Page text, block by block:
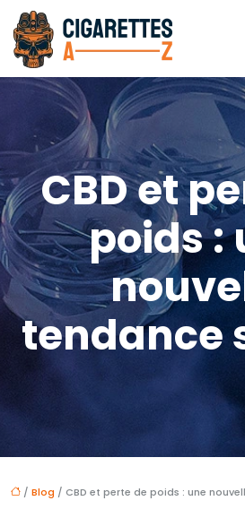
CBD et
poids :
tendance
/ Blog / CBD et perte de poids : une